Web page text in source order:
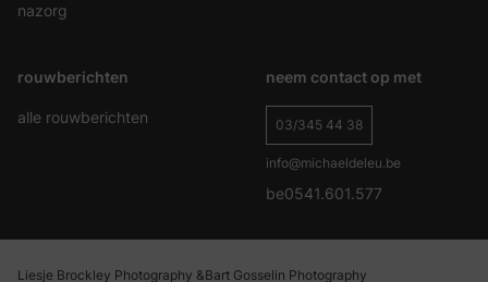
nazorg
rouwberichten
alle rouwberichten
neem contact op met
03/345 44 38
info@michaeldeleu.be
be0541.601.577
Liesje Brockley Photography &Bart Gosselin Photography